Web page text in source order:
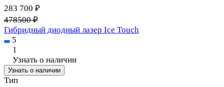
283 700 ₽
478500 ₽
Гибридный диодный лазер Ice Touch
5
1
Узнать о наличии
Узнать о наличии
Тип